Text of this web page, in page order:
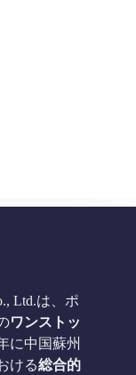
Ltd.は、ポ
ワンストッ
に中国蘇州
ける総合的